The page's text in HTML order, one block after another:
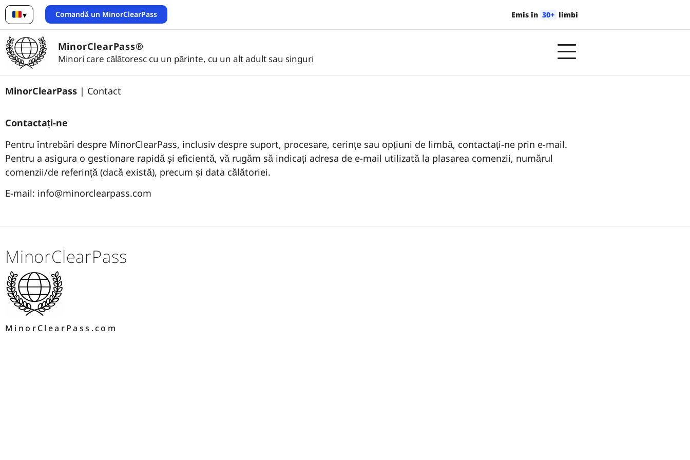
▾
Română
Comandă un MinorClearPass Emis în 30+ limbi
MinorClearPass®
Minori care călătoresc cu un părinte, cu un alt adult sau singuri
MinorClearPass | Contact
Contactați-ne
Pentru întrebări despre MinorClearPass, inclusiv despre suport, procesare, cerințe sau opțiuni de limbă, contactați-ne prin e-mail.
Pentru a asigura o gestionare rapidă și eficientă, vă rugăm să indicați adresa de e-mail utilizată la plasarea comenzii, numărul
comenzii/de referință (dacă există), precum și data călătoriei.
E-mail: info@minorclearpass.com
MinorClearPass
MinorClearPass.com